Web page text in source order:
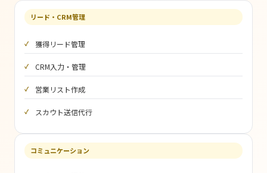
リード・CRM管理
獲得リード管理
CRM入力・管理
営業リスト作成
スカウト送信代行
コミュニケーション